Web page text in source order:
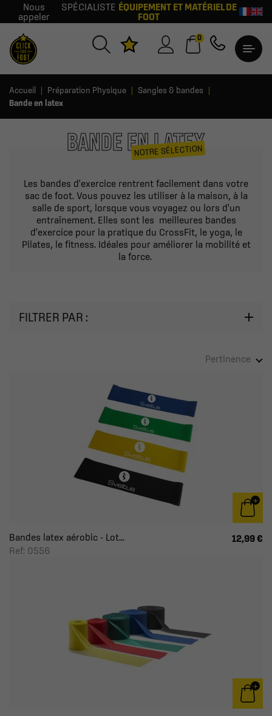
Nous
appeler
SPÉCIALISTE ÉQUIPEMENT ET MATÉRIEL DE
FOOT
0
Accueil Préparation Physique
Sangles & bandes
Bande en latex
BANDE EN LATEX
NOTRE SÉLECTION
Les bandes d'exercice rentrent facilement dans votre
sac de foot. Vous pouvez les utiliser à la maison, à la
salle de sport, lorsque vous voyagez ou lors d'un
entraînement. Elles sont les meilleures bandes
d'exercice pour la pratique du CrossFit, le yoga, le
Pilates, le fitness. Idéales pour améliorer la mobilité et
la force.
FILTRER PAR :
Pertinence
Bandes latex aérobic - Lot...
Ref: 0556
12,99 €